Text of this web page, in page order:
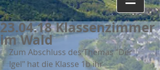
23.04.18 Klassenzimmer
im Wald
Zum Abschluss des Themas "Der
Igel" hat die Klasse 1b ihr